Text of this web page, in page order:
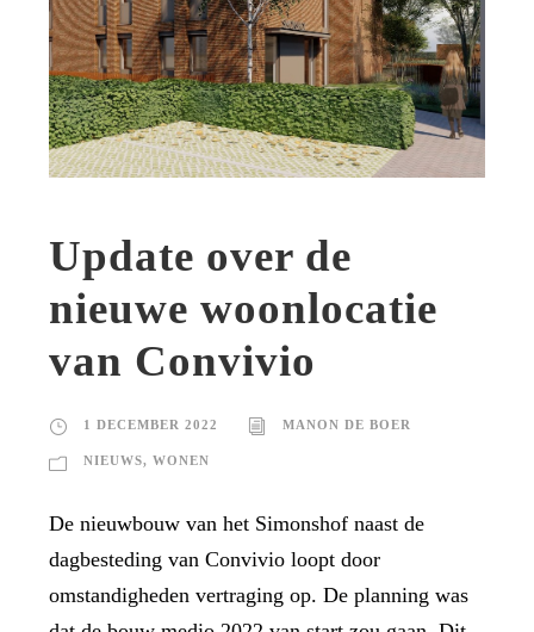
Update over de
nieuwe woonlocatie
van Convivio
1 DECEMBER 2022 MANON DE BOER
NIEUWS, WONEN
De nieuwbouw van het Simonshof naast de
dagbesteding van Convivio loopt door
omstandigheden vertraging op. De planning was